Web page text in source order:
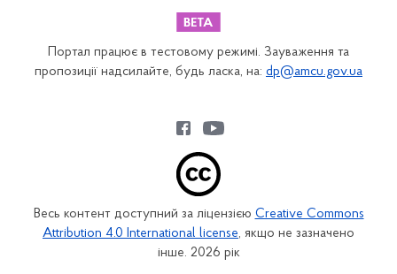
Портал працює в тестовому режимі. Зауваження та
пропозиції надсилайте, будь ласка, на: dp@amcu.gov.ua
Весь контент доступний за ліцензією Creative Commons
Attribution 4.0 International license, якщо не зазначено
інше. 2026 рік